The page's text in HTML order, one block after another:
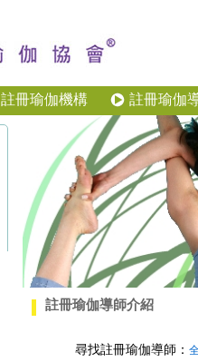
註冊瑜伽機構 註冊瑜伽
註冊瑜伽導師介紹
尋找註冊瑜伽導師：